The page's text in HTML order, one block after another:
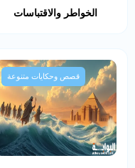
الخواطر والاقتباسات
قصص وحكايات متنوعة